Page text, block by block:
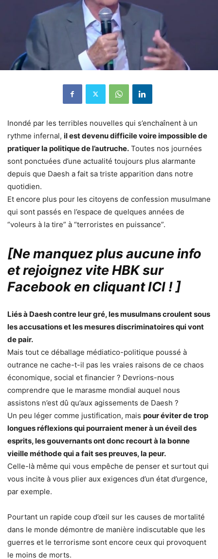
Inondé par les terribles nouvelles qui s’enchaînent à un
rythme infernal, il est devenu difficile voire impossible de
pratiquer la politique de l’autruche. Toutes nos journées
sont ponctuées d’une actualité toujours plus alarmante
depuis que Daesh a fait sa triste apparition dans notre
quotidien.
Et encore plus pour les citoyens de confession musulmane
qui sont passés en l’espace de quelques années de
“voleurs à la tire” à “terroristes en puissance”.
[Ne manquez plus aucune info
et rejoignez vite HBK sur
Facebook en cliquant ICI !]
Liés à Daesh contre leur gré, les musulmans croulent sous
les accusations et les mesures discriminatoires qui vont
de pair.
Mais tout ce déballage médiatico-politique poussé à
outrance ne cache-t-il pas les vraies raisons de ce chaos
économique, social et financier ? Devrions-nous
comprendre que le marasme mondial auquel nous
assistons n’est dû qu’aux agissements de Daesh ?
Un peu léger comme justification, mais pour éviter de trop
longues réflexions qui pourraient mener à un éveil des
esprits, les gouvernants ont donc recourt à la bonne
vieille méthode qui a fait ses preuves, la peur.
Celle-là même qui vous empêche de penser et surtout qui
vous incite à vous plier aux exigences d’un état d’urgence,
par exemple.
Pourtant un rapide coup d’œil sur les causes de mortalité
dans le monde démontre de manière indiscutable que les
guerres et le terrorisme sont encore ceux qui provoquent
le moins de morts.